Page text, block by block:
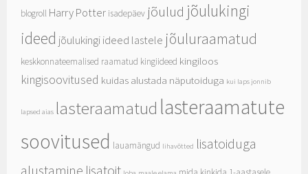
blogroll Harry Potter isadepäev jõulud jõulukingi
ideed jõulukingi ideed lastele jõuluraamatud
keskkonnateemalised raamatud kingiideed kingiloos
kingisoovitused kuidas alustada näputoiduga kui laps jonnib
lapsed aias lasteraamatud lasteraamatute
soovitused lauamängud lihavõtted lisatoiduga
alustamine lisatoit